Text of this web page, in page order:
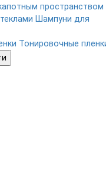
пространством
Шампуни для
Тонировочные